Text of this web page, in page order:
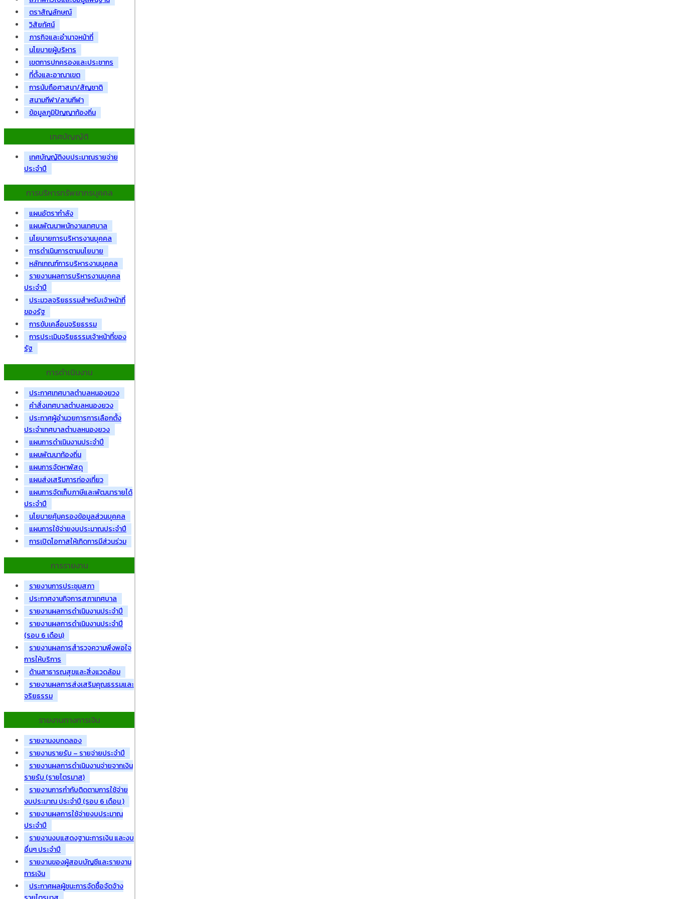
ตราสัญลักษณ์
วิสัยทัศน์
ภารกิจและอำนาจหน้าที่
นโยบายผู้บริหาร
เขตการปกครองและประชากร
ที่ตั้งและอาณาเขต
การนับถือศาสนา/สัญชาติ
สนามกีฬา/ลานกีฬา
ข้อมูลภูมิปัญญาท้องถิ่น
เทศบัญญัติ
เทศบัญญัติงบประมาณรายจ่าย
ประจำปี
การบริหารทรัพยากรบุคคล
แผนอัตรากำลัง
แผนพัฒนาพนักงานเทศบาล
นโยบายการบริหารงานบุคคล
การดำเนินการตามนโยบาย
หลักเกณฑ์การบริหารงานบุคคล
รายงานผลการบริหารงานบุคคล
ประจำปี
ประมวลจริยธรรมสำหรับเจ้าหน้าที่
ของรัฐ
การขับเคลื่อนจริยธรรม
การประเมินจริยธรรมเจ้าหน้าที่ของ
รัฐ
การดำเนินงาน
ประกาศเทศบาลตำบลหนองยวง
คำสั่งเทศบาลตำบลหนองยวง
ประกาศผู้อำนวยการการเลือกตั้ง
ประจำเทศบาลตำบลหนองยวง
แผนการดำเนินงานประจำปี
แผนพัฒนาท้องถิ่น
แผนการจัดหาพัสดุ
แผนส่งเสริมการท่องเที่ยว
แผนการจัดเก็บภาษีและพัฒนารายได้
ประจำปี
นโยบายคุ้มครองข้อมูลส่วนบุคคล
แผนการใช้จ่ายงบประมาณประจำปี
การเปิดโอกาสให้เกิดการมีส่วนร่วม
การรายงาน
รายงานการประชุมสภา
ประกาศงานกิจการสภาเทศบาล
รายงานผลการดำเนินงานประจำปี
รายงานผลการดำเนินงานประจำปี
(รอบ 6 เดือน)
รายงานผลการสำรวจความพึงพอใจ
การให้บริการ
ด้านสาธารณสุขและสิ่งแวดล้อม
รายงานผลการส่งเสริมคุณธรรมและ
จริยธรรม
รายงานทางการเงิน
รายงานงบทดลอง
รายงานรายรับ – รายจ่ายประจำปี
รายงานผลการดำเนินงานจ่ายจากเงิน
รายรับ (รายไตรมาส)
รายงานการกำกับติดตามการใช้จ่าย
งบประมาณ ประจำปี (รอบ 6 เดือน )
รายงานผลการใช้จ่ายงบประมาณ
ประจำปี
รายงานงบแสดงฐานะการเงิน และงบ
อื่นๆ ประจำปี
รายงานของผู้สอบบัญชีและรายงาน
การเงิน
ประกาศผลผู้ชนะการจัดซื้อจัดจ้าง